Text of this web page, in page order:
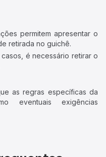
permitem apresentar o
retirada no guichê.
é necessário retirar o
as regras específicas da
eventuais exigências